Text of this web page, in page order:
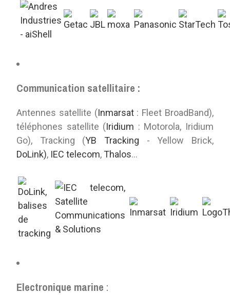
Communication satellitaire :
Antennes satellite (Inmarsat: Fleet BroadBand),
téléphones satellite (Iridium : Motorola, Iridium
Go), Tracking (YB Tracking - Yellow Brick,
DoLink), IEC telecom, Thalos...
Electronique marine :